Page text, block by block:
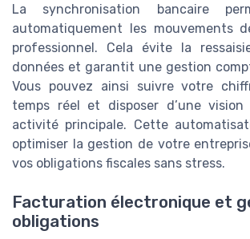
La synchronisation bancaire
automatiquement les mouvements
professionnel. Cela évite la
données et garantit une gestion
Vous pouvez ainsi suivre votre
temps réel et disposer d’une
activité principale. Cette
optimiser la gestion de votre
vos obligations fiscales sans stress.
Facturation électronique et
obligations